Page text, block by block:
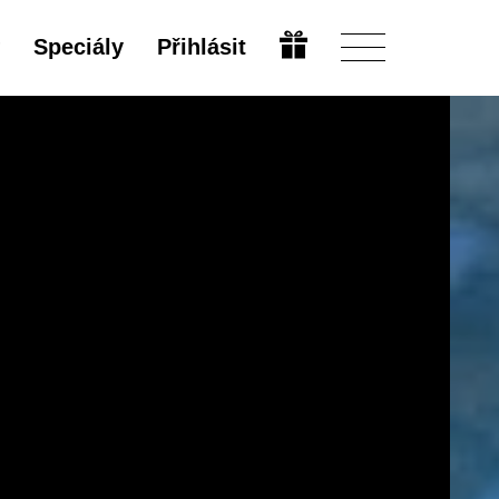
Speciály Přihlásit